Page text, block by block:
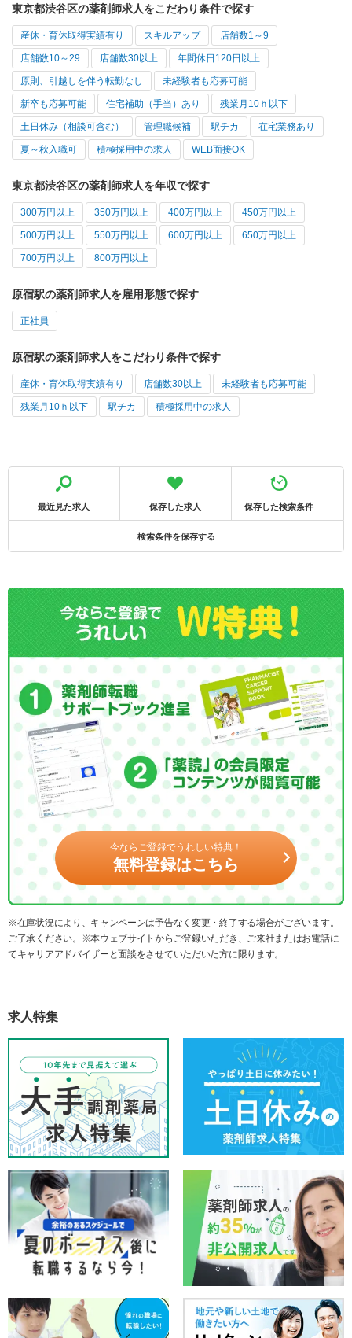
東京都渋谷区の薬剤師求人をこだわり条件で探す
産休・育休取得実績有り スキルアップ 店舗数1～9
店舗数10～29 店舗数30以上 年間休日120日以上
原則、引越しを伴う転勤なし 未経験者も応募可能
新卒も応募可能 住宅補助（手当）あり 残業月10ｈ以下
土日休み（相談可含む） 管理職候補 駅チカ 在宅業務あり
夏～秋入職可 積極採用中の求人 WEB面接OK
東京都渋谷区の薬剤師求人を年収で探す
300万円以上 350万円以上 400万円以上 450万円以上
500万円以上 550万円以上 600万円以上 650万円以上
700万円以上 800万円以上
原宿駅の薬剤師求人を雇用形態で探す
正社員
原宿駅の薬剤師求人をこだわり条件で探す
産休・育休取得実績有り 店舗数30以上 未経験者も応募可能
残業月10ｈ以下 駅チカ 積極採用中の求人
最近見た求人 保存した求人 保存した検索条件
検索条件を保存する
今ならご登録でうれしい特典！
無料登録はこちら
※在庫状況により、キャンペーンは予告なく変更・終了する場合がございます。
ご了承ください。※本ウェブサイトからご登録いただき、ご来社またはお電話に
てキャリアアドバイザーと面談をさせていただいた方に限ります。
求人特集